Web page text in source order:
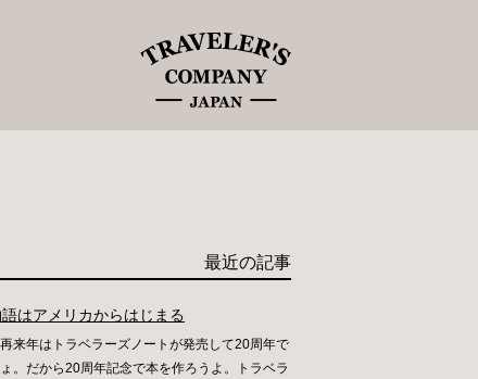
最近の記事
はアメリカからはじまる
再来年はトラベラーズノートが発売して20周年で
。だから20周年記念で本を作ろうよ。トラベラ